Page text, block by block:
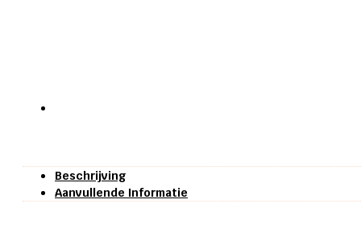
Beschrijving
Aanvullende Informatie